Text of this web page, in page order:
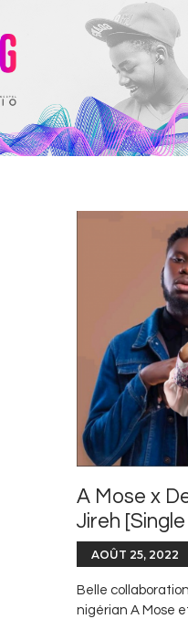
Home
Radio
Contact
A Mose x
Jireh [Single
AOÛT 25, 2022
Belle
nigérian A Mose